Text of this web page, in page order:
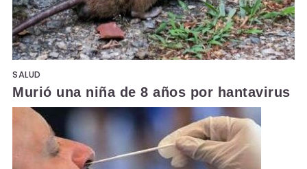
SALUD
Murió una niña de 8 años por hantavirus